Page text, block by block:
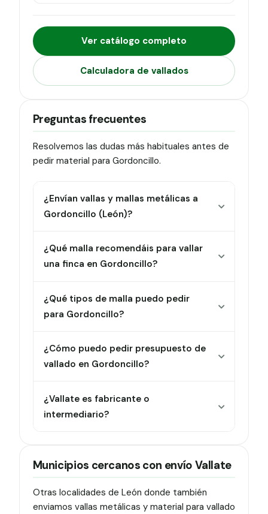
Ver catálogo completo
Calculadora de vallados
Preguntas frecuentes
Resolvemos las dudas más habituales antes de
pedir material para Gordoncillo.
¿Envían vallas y mallas metálicas a
Gordoncillo (León)?
¿Qué malla recomendáis para vallar
una finca en Gordoncillo?
¿Qué tipos de malla puedo pedir
para Gordoncillo?
¿Cómo puedo pedir presupuesto de
vallado en Gordoncillo?
¿Vallate es fabricante o
intermediario?
Municipios cercanos con envío Vallate
Otras localidades de León donde también
enviamos vallas metálicas y material para vallado